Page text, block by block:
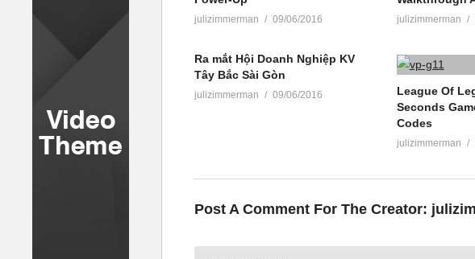
julizimmerman 09/06/2016 julizimmerman
Ra mắt Hội Doanh Nghiệp KV
Tây Bắc Sài Gòn
julizimmerman 09/06/2016
League Of
Seconds
Codes
julizimmerman
Post A Comment For The Creator: